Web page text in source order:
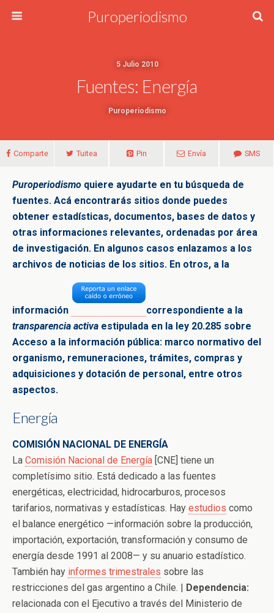
Puroperiodismo
5 Julio 2010
Fuentes: Energía
Puroperiodismo
Comparte Tuitea Pin Envía SMS
Puroperiodismo quiere ayudarte en tu búsqueda de
fuentes. Acá encontrarás sitios donde puedes
obtener estadísticas, documentos, bases de datos y
otras informaciones relevantes, ordenadas por área
de investigación. En algunos casos enlazamos a los
archivos de noticias de los sitios. En otros, a la
información
correspondiente a la
transparencia activa estipulada en la ley 20.285 sobre
Acceso a la información pública: marco normativo del
organismo, remuneraciones, trámites, compras y
adquisiciones y dotación de personal, entre otros
aspectos.
Energía
COMISIÓN NACIONAL DE ENERGÍA
La Comisión Nacional de Energía [CNE] tiene un
completísimo sitio. Está dedicado a las fuentes
energéticas, electricidad, hidrocarburos, procesos
tarifarios, normativas y estadísticas. Hay estudios como
el balance energético —información sobre la producción,
importación, exportación, transformación y consumo de
energía desde 1991 al 2008— y su anuario estadístico.
También hay informes trimestrales sobre las
restricciones del gas argentino a Chile. | Dependencia:
relacionada con el Ejecutivo a través del Ministerio de